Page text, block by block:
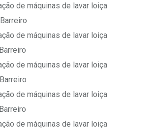
de máquinas de lavar loiça
de máquinas de lavar loiça
de máquinas de lavar loiça
de máquinas de lavar loiça
de máquinas de lavar loiça